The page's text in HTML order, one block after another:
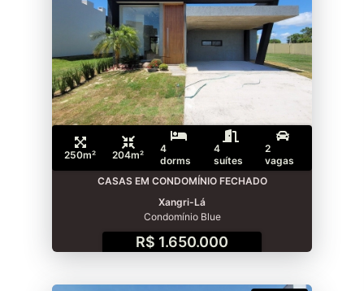
250m² 204m²
4
dorms
4
suítes
2
vagas
CASAS EM CONDOMÍNIO FECHADO
Xangri-Lá
Condomínio Blue
R$ 1.650.000